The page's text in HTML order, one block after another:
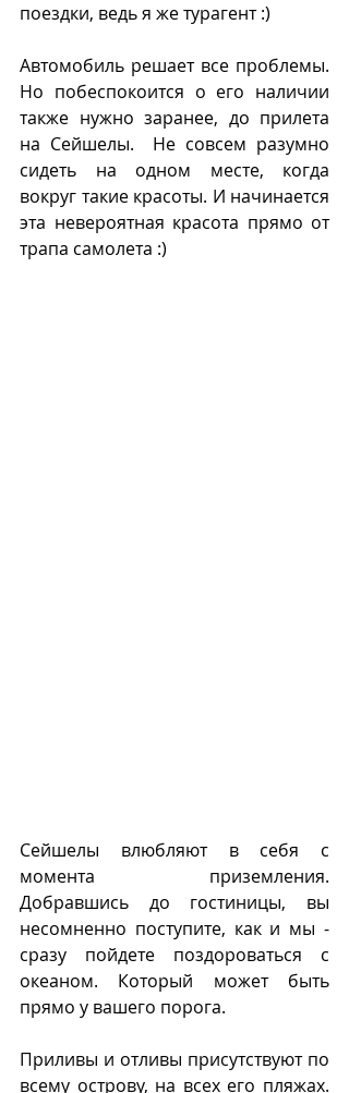
поездки, ведь я же турагент :)
Автомобиль решает все проблемы.
Но побеспокоится о его наличии
также нужно заранее, до прилета
на Сейшелы.  Не совсем разумно
сидеть на одном месте, когда
вокруг такие красоты. И начинается
эта невероятная красота прямо от
трапа самолета :)
Сейшелы влюбляют в себя с
момента приземления.
Добравшись до гостиницы, вы
несомненно поступите, как и мы -
сразу пойдете поздороваться с
океаном. Который может быть
прямо у вашего порога.
Приливы и отливы присутствуют по
всему острову, на всех его пляжах.